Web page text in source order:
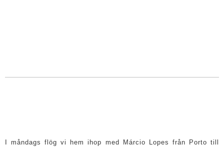
I måndags flög vi hem ihop med Márcio Lopes från Porto till